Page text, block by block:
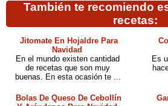
También te recomiendo
recetas:
Jitomate En Hojaldre Para
Navidad
En el mundo existen cantidad
de recetas que son muy
buenas. En esta ocasión te ...
Es
Bolas De Queso De Cebollín